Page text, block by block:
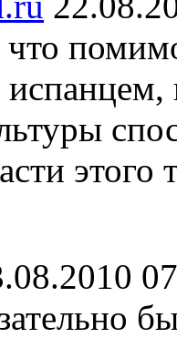
что
этого